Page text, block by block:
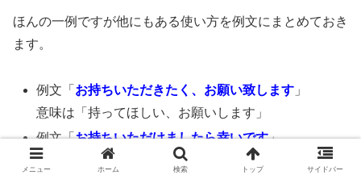
ほんの一例ですが他にもある使い方を例文にまとめておき
ます。
例文「 お持ちいただきたく、お願い致します 」
意味は「持ってほしい、お願いします」
例文「お持ちいただけましたら幸いです」
※意味は「持ってもらえたら嬉しいです」
メニュー ホーム 検索 トップ サイドバー